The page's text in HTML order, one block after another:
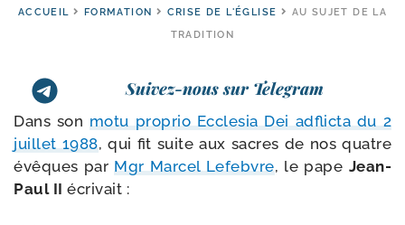
ACCUEIL FORMATION CRISE DE L'ÉGLISE
AU SUJET DE LA
TRADITION
Suivez-nous sur Telegram
Dans son motu pro­prio Ecclesia Dei adflic­ta du 2
juillet 1988, qui fit suite aux sacres de nos quatre
évêques parMgr Marcel Lefebvre, le pape Jean-​
Paul II écri­vait :